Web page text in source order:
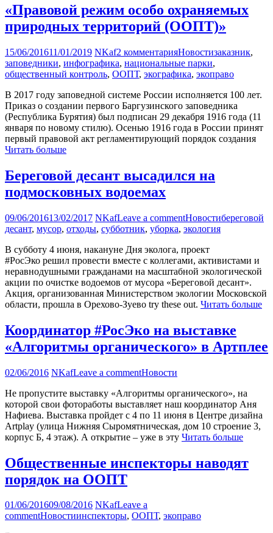
«Правовой режим особо охраняемых
природных территорий (ООПТ)»
15/06/201611/01/2019 NKaf2 комментарияНовостизаказник,
заповедники, инфографика, национальные парки,
общественный контроль, ООПТ, экографика, экоправо
В 2017 году заповедной системе России исполняется 100 лет.
Приказ о создании первого Баргузинского заповедника
(Республика Бурятия) был подписан 29 декабря 1916 года (11
января по новому стилю). Осенью 1916 года в России принят
первый правовой акт регламентирующий порядок создания
Читать больше
Береговой десант высадился на
подмосковных водоемах
09/06/201613/02/2017 NKafLeave a commentНовостибереговой
десант, мусор, отходы, субботник, уборка, экология
В субботу 4 июня, накануне Дня эколога, проект
#РосЭко решил провести вместе с коллегами, активистами и
неравнодушными гражданами на масштабной экологической
акции по очистке водоемов от мусора «Береговой десант».
Акция, организованная Министерством экологии Московской
области, прошла в Орехово-Зуево try these out. Читать больше
Координатор #РосЭко на выставке
«Алгоритмы органического» в Артплее
02/06/2016 NKafLeave a commentНовости
Не пропустите выставку «Алгоритмы органического», на
которой свои фотоработы выставляет наш координатор Аня
Нафиева. Выставка пройдет с 4 по 11 июня в Центре дизайна
Artplay (улица Нижняя Сыромятническая, дом 10 строение 3,
корпус Б, 4 этаж). А открытие – уже в эту Читать больше
Общественные инспекторы наводят
порядок на ООПТ
01/06/201609/08/2016 NKafLeave a
commentНовостиинспекторы, ООПТ, экоправо